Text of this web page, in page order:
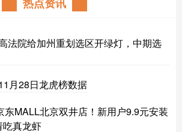
法院给加州重划选区开绿灯，中期选
月28日龙虎榜数据
东MALL北京双井店！新用户9.9元安装
真龙虾